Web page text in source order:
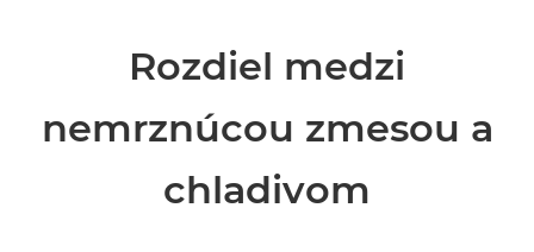
Rozdiel medzi
nemrznúcou zmesou a
chladivom